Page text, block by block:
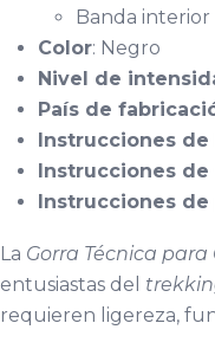
Banda interior
Color: Negro
Nivel de
País de
Instrucciones de
Instrucciones de
Instrucciones de
La Gorra Técnica para
entusiastas del
requieren ligereza,